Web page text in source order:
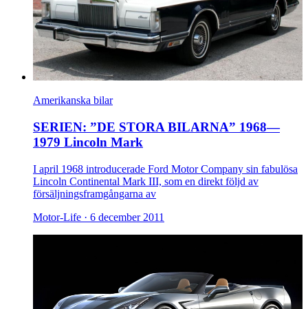
Amerikanska bilar
SERIEN: ”DE STORA BILARNA” 1968—
1979 Lincoln Mark
I april 1968 introducerade Ford Motor Company sin fabulösa
Lincoln Continental Mark III, som en direkt följd av
försäljningsframgångarna av
Motor-Life · 6 december 2011